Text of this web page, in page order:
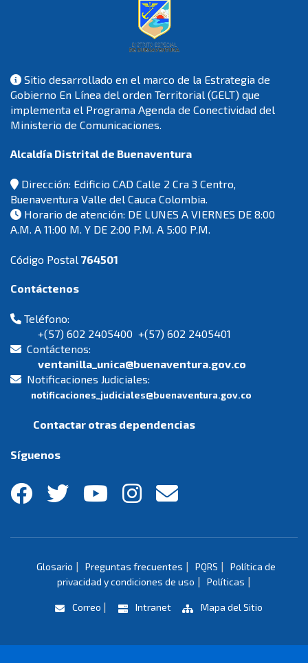
Sitio desarrollado en el marco de la Estrategia de
Gobierno En Línea del orden Territorial (GELT) que
implementa el Programa Agenda de Conectividad del
Ministerio de Comunicaciones.
Alcaldía Distrital de Buenaventura
Dirección: Edificio CAD Calle 2 Cra 3 Centro,
Buenaventura Valle del Cauca Colombia.
Horario de atención: DE LUNES A VIERNES DE 8:00
A.M. A 11:00 M. Y DE 2:00 P.M. A 5:00 P.M.
Código Postal 764501
Contáctenos
Teléfono:
+(57) 602 2405400 +(57) 602 2405401
Contáctenos:
ventanilla_unica@buenaventura.gov.co
Notificaciones Judiciales:
notificaciones_judiciales@buenaventura.gov.co
Contactar otras dependencias
Síguenos
Glosario | Preguntas frecuentes | PQRS |
Política de
privacidad y condiciones de uso | Políticas |
Correo | Intranet Mapa del Sitio